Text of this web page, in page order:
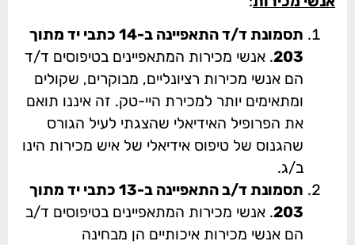
תסמונת ד/ד התאפיינה ב-14 כתבי יד מתוך
203. אנשי מכירות המתאפיינים בטיפוסים ד/ד
הם אנשי מכירות רציונליים, מבוקרים, שקולים
ומתאימים יותר למכירת היי-טק. זה איננו תואם
את הפרופיל האידיאלי שהצגתי לעיל הגורס
שהגנוס של טיפוס אידיאלי של איש מכירות הינו
ב/ג.
תסמונת ד/ב התאפיינה ב-13 כתבי יד מתוך
203. אנשי מכירות המתאפיינים בטיפוסים ד/ב
הם אנשי מכירות איכותיים הן מבחינה